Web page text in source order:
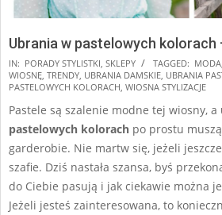
Ubrania w pastelowych kolorach
2025-
03-
IN: PORADY STYLISTKI SKLEPY TAGGED: MODA
WIOSNĘ TRENDY UBRANIA DAMSKIE UBRANIA
PASTELOWYCH KOLORACH WIOSNA STYLIZACJE
Pastele są szalenie modne tej wiosny, a
pastelowych kolorach po prostu
garderobie. Nie martw się, jeżeli
szafie. Dziś nastała szansa, byś
do Ciebie pasują i jak ciekawie można
Jeżeli jesteś zainteresowana, to